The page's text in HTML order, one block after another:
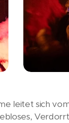
leitet sich